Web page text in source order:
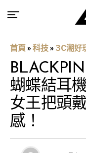
首頁 » 科技 » 3C潮好
蝴蝶結耳
女王把頭
感！